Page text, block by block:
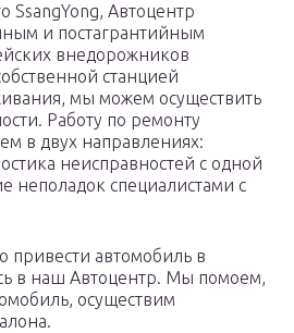
SsangYong, Автоцентр
и постагрантийным
внедорожников
станцией
мы можем осуществить
Работу по ремонту
в двух направлениях:
неисправностей с одной
неполадок специалистами с
привести автомобиль в
в наш Автоцентр. Мы помоем,
осуществим